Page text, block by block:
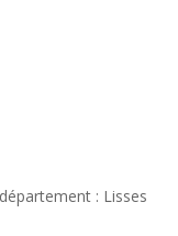
: Lisses